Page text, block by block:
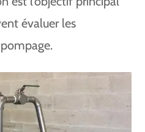
évaluer les